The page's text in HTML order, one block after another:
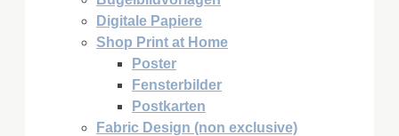
Digitale Papiere
Shop Print at Home
Poster
Fensterbilder
Postkarten
Fabric Design (non exclusive)